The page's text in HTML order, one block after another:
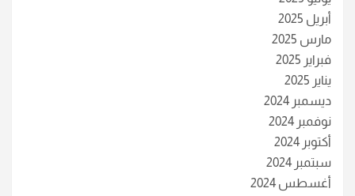
أبريل 2025
مارس 2025
فبراير 2025
يناير 2025
ديسمبر 2024
نوفمبر 2024
أكتوبر 2024
سبتمبر 2024
أغسطس 2024